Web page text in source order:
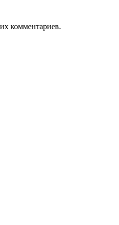
комментариев.